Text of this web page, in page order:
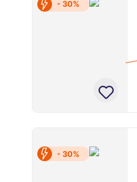
- 30%
- 30%